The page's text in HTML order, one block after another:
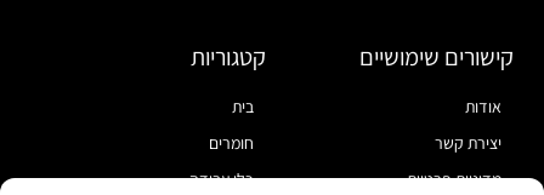
קישורים שימושיים
אודות
יצירת קשר
מדיניות פרטיות
קטגוריות
בית
חומרים
כלי עבודה